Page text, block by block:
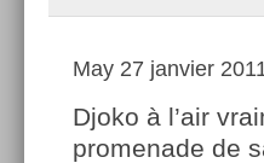
May 27 janvier
Djoko à l’air
promenade de